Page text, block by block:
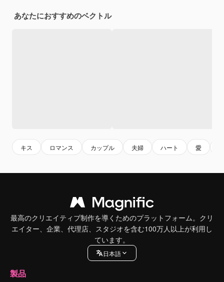
あなたにおすすめのベクトル
キス ロマンス カップル 夫婦 ハート 愛
最高のクリエイティブ制作を導くためのプラットフォーム。クリ
エイター、企業、代理店、スタジオを含む100万人以上が利用し
ています。
日本語
製品